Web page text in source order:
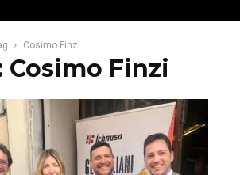
Cosimo Finzi
Cosimo Finzi